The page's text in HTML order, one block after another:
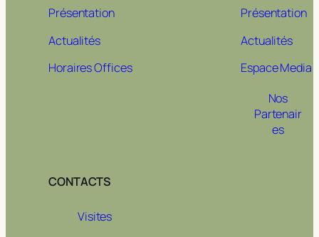
Présentation
Actualités
Horaires Offices
Présentation
Actualités
Espace Media
Nos
Partenair
es
CONTACTS
Visites